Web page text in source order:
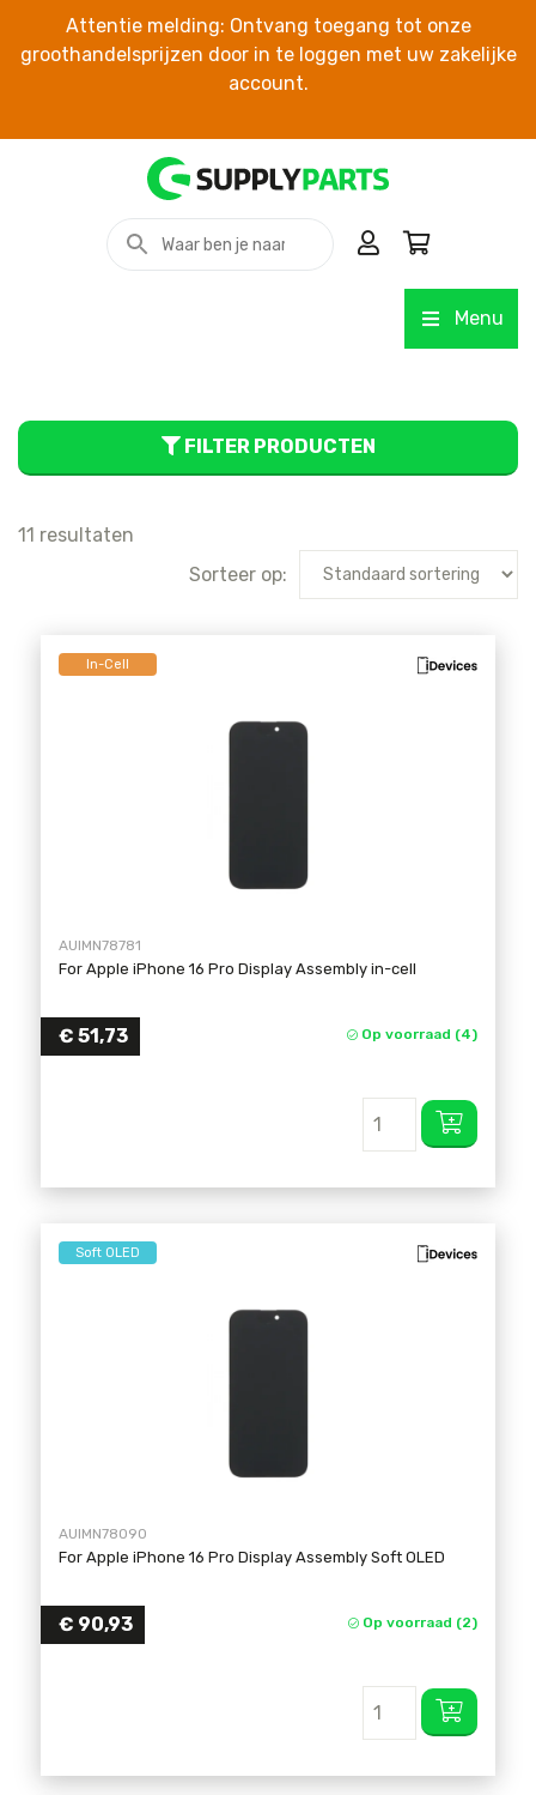
Attentie melding: Ontvang toegang tot onze
groothandelsprijzen door in te loggen met uw zakelijke
account.
Menu
FILTER PRODUCTEN
11 resultaten
Sorteer op:
In-Cell
AUIMN78781
For Apple iPhone 16 Pro Display Assembly in-cell
€ 51,73 Op voorraad (4)
Soft OLED
AUIMN78090
For Apple iPhone 16 Pro Display Assembly Soft OLED
€ 90,93 Op voorraad (2)